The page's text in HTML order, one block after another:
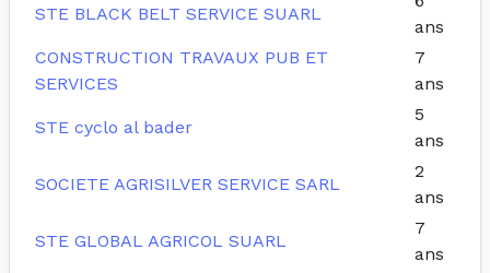
STE BLACK BELT SERVICE SUARL
ans
CONSTRUCTION TRAVAUX PUB ET
SERVICES
7
ans
STE cyclo al bader
5
ans
SOCIETE AGRISILVER SERVICE SARL
2
ans
STE GLOBAL AGRICOL SUARL
7
ans